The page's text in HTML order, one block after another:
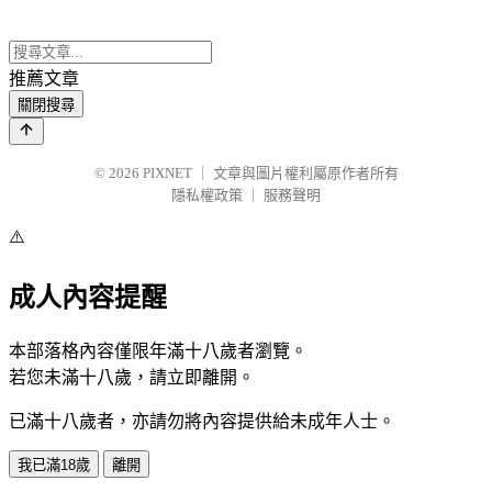
推薦文章
關閉搜尋
© 2026 PIXNET
文章與圖片權利屬原作者所有
隱私權政策
服務聲明
⚠️
成人內容提醒
本部落格內容僅限年滿十八歲者瀏覽。
若您未滿十八歲，請立即離開。
已滿十八歲者，亦請勿將內容提供給未成年人士。
我已滿18歲 離開